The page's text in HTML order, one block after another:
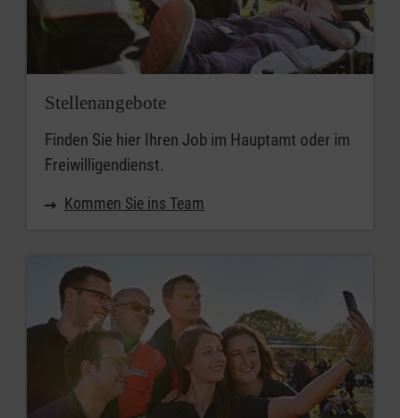
Stellenangebote
Finden Sie hier Ihren Job im Hauptamt oder im
Freiwilligendienst.
Kommen Sie ins Team